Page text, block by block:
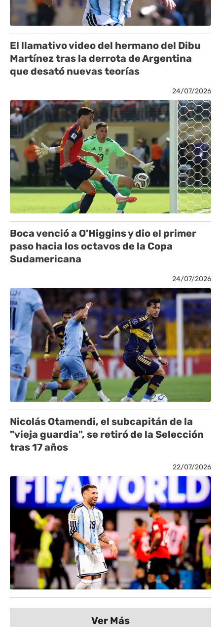
El llamativo video del hermano del Dibu
Martínez tras la derrota de Argentina
que desató nuevas teorías
24/07/2026
Boca venció a O'Higgins y dio el primer
paso hacia los octavos de la Copa
Sudamericana
24/07/2026
Nicolás Otamendi, el subcapitán de la
"vieja guardia", se retiró de la Selección
tras 17 años
22/07/2026
Ver Más